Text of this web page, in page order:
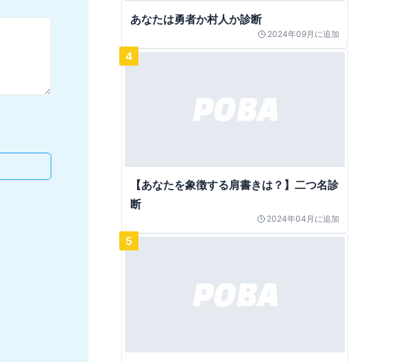
あなたは勇者か村人か診断
2024年09月 に追加
4
【あなたを象徴する肩書きは？】二つ名診
断
2024年04月 に追加
5